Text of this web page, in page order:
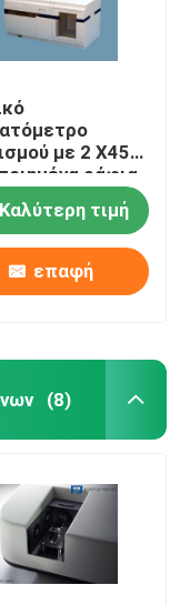
με 2 X45
ράφια
σωλήνων
Καλύτερη τιμή
επαφή
(8)